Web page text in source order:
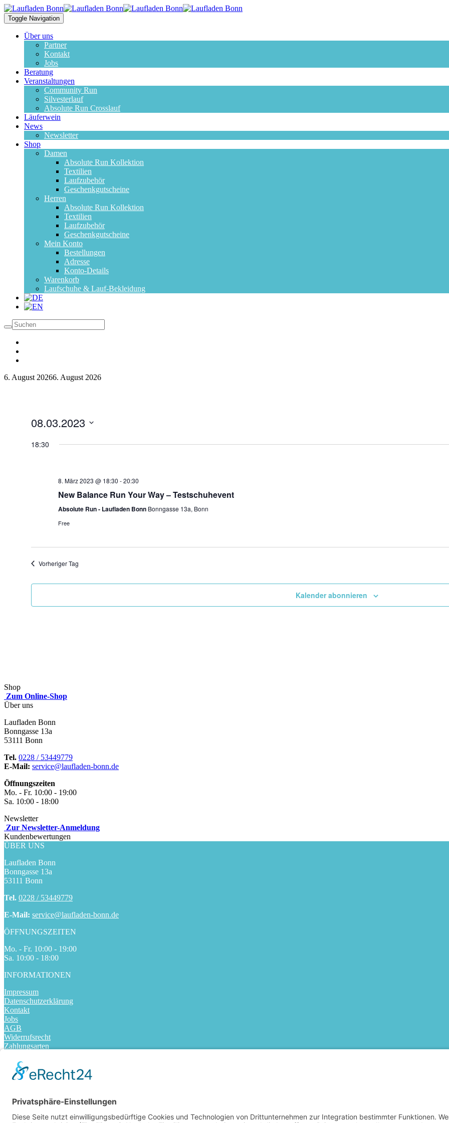
Toggle Navigation
Über uns
Partner
Kontakt
Jobs
Beratung
Veranstaltungen
Community Run
Silvesterlauf
Absolute Run Crosslauf
Läuferwein
News
Newsletter
Shop
Damen
Absolute Run Kollektion
Textilien
Laufzubehör
Geschenkgutscheine
Herren
Absolute Run Kollektion
Textilien
Laufzubehör
Geschenkgutscheine
Mein Konto
Bestellungen
Adresse
Konto-Details
Warenkorb
Laufschuhe & Lauf-Bekleidung
6. August 20266. August 2026
08.03.2023
wählen.
18:30
8. März 2023 @ 18:30 -20:30
New Balance Run Your Way – Testschuhevent
Absolute Run - Laufladen Bonn Bonngasse 13a, Bonn
Free
Vorheriger Tag
Kalender abonnieren
Shop
Zum Online-Shop
Über uns
Laufladen Bonn
Bonngasse 13a
53111 Bonn
Tel. 0228 / 53449779
E-Mail: service@laufladen-bonn.de
Öffnungszeiten
Mo. - Fr. 10:00 - 19:00
Sa. 10:00 - 18:00
Newsletter
Zur Newsletter-Anmeldung
Kundenbewertungen
ÜBER UNS
Laufladen Bonn
Bonngasse 13a
53111 Bonn
Tel. 0228 / 53449779
E-Mail: service@laufladen-bonn.de
ÖFFNUNGSZEITEN
Mo. - Fr. 10:00 - 19:00
Sa. 10:00 - 18:00
INFORMATIONEN
Impressum
Datenschutzerklärung
Kontakt
Jobs
AGB
Widerrufsrecht
Zahlungsarten
FOLGE UNS